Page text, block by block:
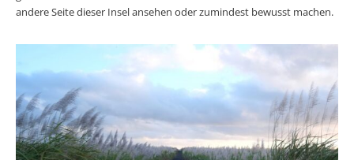
andere Seite dieser Insel ansehen oder zumindest bewusst machen.